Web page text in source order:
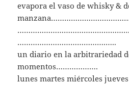
evapora el vaso de whisky &
………………………………….…..
un diario en la arbitrariedad
momentos……………….
lunes martes miércoles